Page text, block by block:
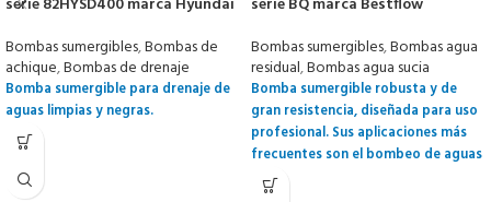
Bombas sumergibles,Bombas de
achique,Bombas de drenaje
Bomba sumergible para drenaje de
aguas limpias y negras.
Bombas sumergibles,Bombas agua
residual,Bombas agua sucia
Bomba sumergible robusta y de
gran resistencia, diseñada para uso
profesional. Sus aplicaciones más
frecuentes son el bombeo de aguas
de desechos civiles e industriales, en